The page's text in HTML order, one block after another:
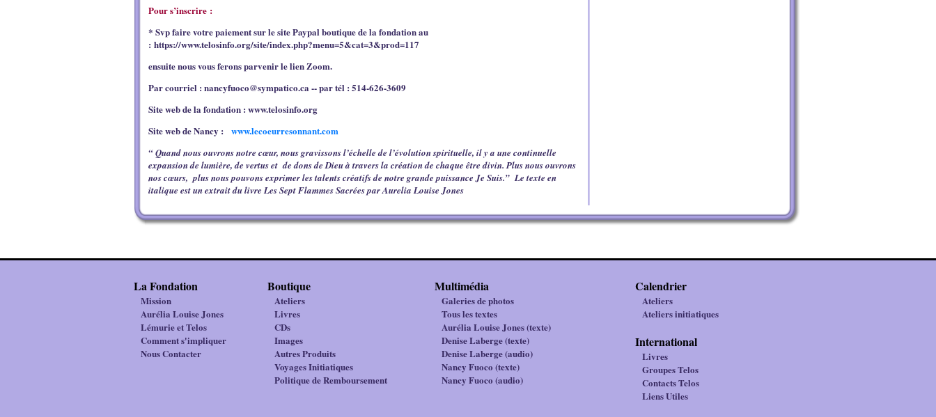
Pour s’inscrire :
* Svp faire votre paiement sur le site Paypal boutique de la fondation au
: https://www.telosinfo.org/site/index.php?menu=5&cat=3&prod=117
ensuite nous vous ferons parvenir le lien Zoom.
Par courriel : nancyfuoco@sympatico.ca --par tél : 514-626-3609
Site web de la fondation : www.telosinfo.org
Site web de Nancy :
www.lecoeurresonnant.com
“ Quand nous ouvrons notre cœur, nous gravissons l’échelle de l’évolution spirituelle, il y a une continuelle
expansion de lumière, de vertus et de dons de Dieu à travers la création de chaque être divin. Plus nous ouvrons
nos cœurs, plus nous pouvons exprimer les talents créatifs de notre grande puissance Je Suis.” Le texte en
italique est un extrait du livre Les Sept Flammes Sacrées par Aurelia Louise Jones
La Fondation
Mission
Aurélia Louise Jones
Lémurie et Telos
Comment s'impliquer
Nous Contacter
Boutique
Ateliers
Livres
CDs
Images
Autres Produits
Voyages Initiatiques
Politique de Remboursement
Multimédia
Galeries de photos
Tous les textes
Aurélia Louise Jones (texte)
Denise Laberge (texte)
Denise Laberge (audio)
Nancy Fuoco (texte)
Nancy Fuoco (audio)
Calendrier
Ateliers
Ateliers initiatiques
International
Livres
Groupes Telos
Contacts Telos
Liens Utiles